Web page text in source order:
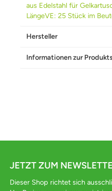
aus Edelstahl für
LängeVE: 25 Stück im
Hersteller
Informationen zur
JETZT ZUM
Dieser Shop richtet sich